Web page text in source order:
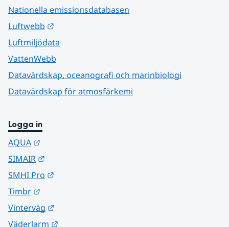
Nationella emissionsdatabasen
Luftwebb
Luftmiljödata
VattenWebb
Datavärdskap, oceanografi och marinbiologi
Datavärdskap för atmosfärkemi
Logga in
AQUA
SIMAIR
SMHI Pro
Timbr
Vinterväg
Väderlarm